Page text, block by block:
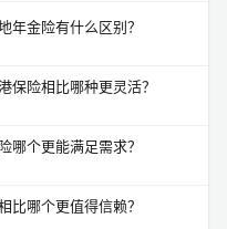
年金险有什么区别？
保险相比哪种更灵活？
哪个更能满足需求？
比哪个更值得信赖？